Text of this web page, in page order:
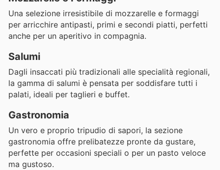
Una selezione irresistibile di mozzarelle e formaggi
per arricchire antipasti, primi e secondi piatti, perfetti
anche per un aperitivo in compagnia.
Salumi
Dagli insaccati più tradizionali alle specialità regionali,
la gamma di salumi è pensata per soddisfare tutti i
palati, ideali per taglieri e buffet.
Gastronomia
Un vero e proprio tripudio di sapori, la sezione
gastronomia offre prelibatezze pronte da gustare,
perfette per occasioni speciali o per un pasto veloce
ma gustoso.